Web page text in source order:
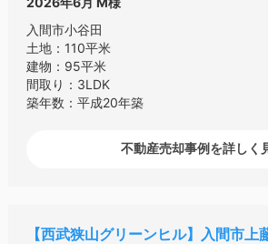
入間市小谷田
土地：110平米
建物：95平米
間取り：3LDK
築年数：平成20年築
不動産売却事例を詳しく
西武狭山グリーンヒル
入間市上